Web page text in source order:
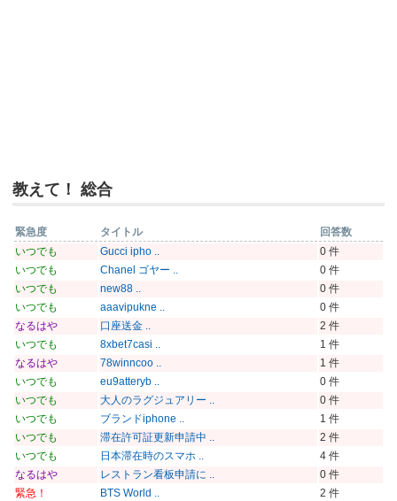
教えて！ 総合
緊急度 タイトル
回答数
いつでも
Gucci ipho ..
0 件
いつでも
Chanel ゴヤー ..
0 件
いつでも
new88 ..
0 件
いつでも
aaavipukne ..
0 件
なるはや
口座送金 ..
2 件
いつでも
8xbet7casi ..
1 件
なるはや
78winncoo ..
1 件
いつでも
eu9atteryb ..
0 件
いつでも
大人のラグジュアリー ..
0 件
いつでも
ブランドiphone ..
1 件
いつでも
滞在許可証更新申請中 ..
2 件
いつでも
日本滞在時のスマホ ..
4 件
なるはや
レストラン看板申請に ..
0 件
緊急！
BTS World ..
2 件